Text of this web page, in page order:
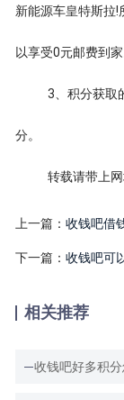
新能源车皇特斯拉
以享受0元邮费到家
3、积分获取
分。
转载请带上
上一篇：收钱吧借
下一篇：收钱吧可
相关推荐
收钱吧好多积分